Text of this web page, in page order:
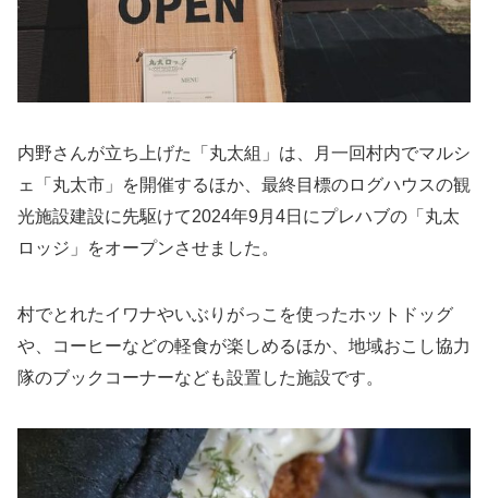
内野さんが立ち上げた「丸太組」は、月一回村内でマルシ
ェ「丸太市」を開催するほか、最終目標のログハウスの観
光施設建設に先駆けて2024年9月4日にプレハブの「丸太
ロッジ」をオープンさせました。
村でとれたイワナやいぶりがっこを使ったホットドッグ
や、コーヒーなどの軽食が楽しめるほか、地域おこし協力
隊のブックコーナーなども設置した施設です。